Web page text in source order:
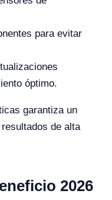
para evitar
óptimo.
garantiza un
de alta
2026